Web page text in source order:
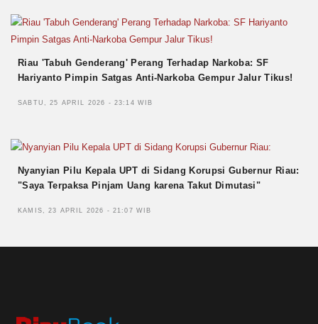
Riau 'Tabuh Genderang' Perang Terhadap Narkoba: SF
Hariyanto Pimpin Satgas Anti-Narkoba Gempur Jalur Tikus!
SABTU, 25 APRIL 2026 - 23:14 WIB
Nyanyian Pilu Kepala UPT di Sidang Korupsi Gubernur Riau:
"Saya Terpaksa Pinjam Uang karena Takut Dimutasi"
KAMIS, 23 APRIL 2026 - 21:07 WIB